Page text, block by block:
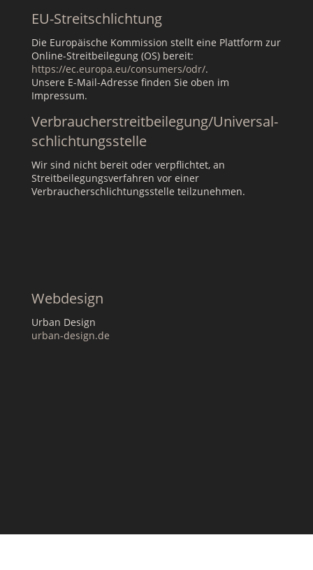
EU-Streitschlichtung
Die Europäische Kommission stellt eine Plattform zur
Online-Streitbeilegung (OS) bereit:
https://ec.europa.eu/consumers/odr/.
Unsere E-Mail-Adresse finden Sie oben im
Impressum.
Verbraucher­streit­beilegung/Universal­
schlichtungs­stelle
Wir sind nicht bereit oder verpflichtet, an
Streitbeilegungsverfahren vor einer
Verbraucherschlichtungsstelle teilzunehmen.
Webdesign
Urban Design
urban-design.de